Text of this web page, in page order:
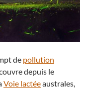
de pollution
depuis le
Voie lactéeaustrales,